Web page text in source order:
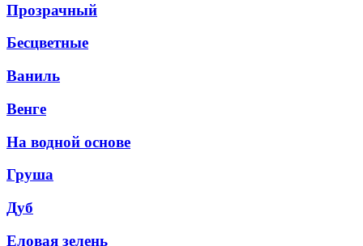
Прозрачный
Бесцветные
Ваниль
Венге
На водной основе
Груша
Дуб
Еловая зелень